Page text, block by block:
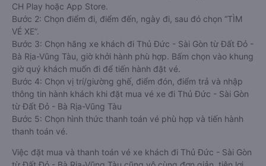
CH Play hoặc App Store.
Bước 2: Chọn điểm đi, điểm đến, ngày đi, sau đó chọn “TÌM
VÉ XE”.
Bước 3: Chọn hãng xe khách đi Thủ Đức - Sài Gòn từ Đất Đỏ -
Bà Rịa-Vũng Tàu, giờ khởi hành phù hợp. Bấm chọn vào khung
giờ quý khách muốn đi để tiến hành đặt vé.
Bước 4: Chọn vị trí/giường ghế, điểm đón, điểm trả và nhập
thông tin hành khách khi đặt mua vé xe đi Thủ Đức - Sài Gòn
từ Đất Đỏ - Bà Rịa-Vũng Tàu
Bước 5: Chọn hình thức thanh toán vé phù hợp và tiến hành
thanh toán vé.
Việc đặt mua và thanh toán vé xe khách đi Thủ Đức - Sài Gòn